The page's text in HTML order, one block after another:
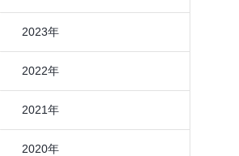
2023年
2022年
2021年
2020年